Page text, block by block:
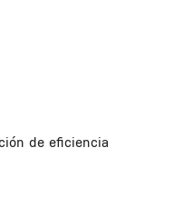
de eficiencia